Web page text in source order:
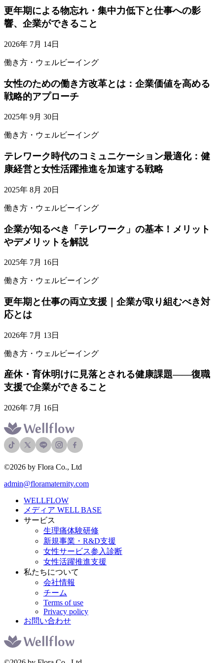
更年期による物忘れ・集中力低下と仕事への影
響、企業ができること
2026年 7月 14日
働き方・ウェルビーイング
女性のための働き方改革とは：企業価値を高める
戦略的アプローチ
2025年 9月 30日
働き方・ウェルビーイング
テレワーク時代のコミュニケーション最適化：健
康経営と女性活躍推進を加速する戦略
2025年 8月 20日
働き方・ウェルビーイング
企業が知るべき「テレワーク」の基本！メリット
やデメリットを解説
2025年 7月 16日
働き方・ウェルビーイング
更年期と仕事の両立支援｜企業が取り組むべき対
応とは
2026年 7月 13日
働き方・ウェルビーイング
産休・育休明けに見落とされる健康課題——復職
支援で企業ができること
2026年 7月 16日
©2026 by Flora Co., Ltd
admin@floramaternity.com
WELLFLOW
メディア WELL BASE
サービス
生理痛体験研修
新規事業・R&D支援
女性サービス参入診断
女性活躍推進支援
私たちについて
会社情報
チーム
Terms of use
Privacy policy
お問い合わせ